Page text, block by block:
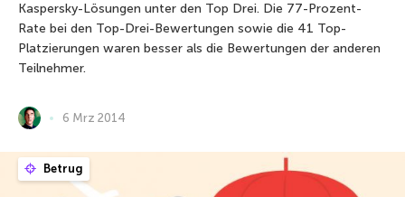
Kaspersky-Lösungen unter den Top Drei. Die 77-Prozent-
Rate bei den Top-Drei-Bewertungen sowie die 41 Top-
Platzierungen waren besser als die Bewertungen der anderen
Teilnehmer.
6 Mrz 2014
Betrug